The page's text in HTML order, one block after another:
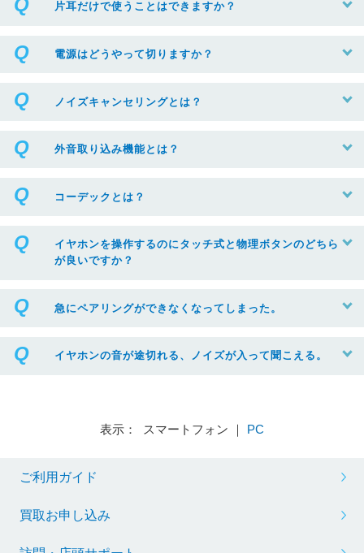
片耳だけで使うことはできますか？
電源はどうやって切りますか？
ノイズキャンセリングとは？
外音取り込み機能とは？
コーデックとは？
イヤホンを操作するのにタッチ式と物理ボタンのどちら
が良いですか？
急にペアリングができなくなってしまった。
イヤホンの音が途切れる、ノイズが入って聞こえる。
表示： スマートフォン ｜ PC
ご利用ガイド
買取お申し込み